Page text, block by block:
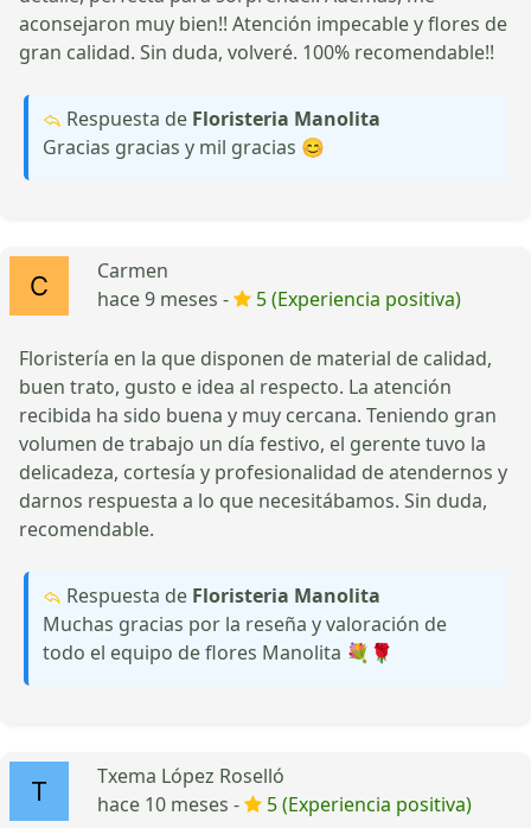
aconsejaron muy bien!! Atención impecable y flores de
gran calidad. Sin duda, volveré. 100% recomendable!!
Respuesta de Floristeria Manolita
Gracias gracias y mil gracias 😊
Carmen
hace 9 meses -
5 (Experiencia positiva)
Floristería en la que disponen de material de calidad,
buen trato, gusto e idea al respecto. La atención
recibida ha sido buena y muy cercana. Teniendo gran
volumen de trabajo un día festivo, el gerente tuvo la
delicadeza, cortesía y profesionalidad de atendernos y
darnos respuesta a lo que necesitábamos. Sin duda,
recomendable.
Respuesta de Floristeria Manolita
Muchas gracias por la reseña y valoración de
todo el equipo de flores Manolita 💐🌹
Txema López Roselló
hace 10 meses -
5 (Experiencia positiva)